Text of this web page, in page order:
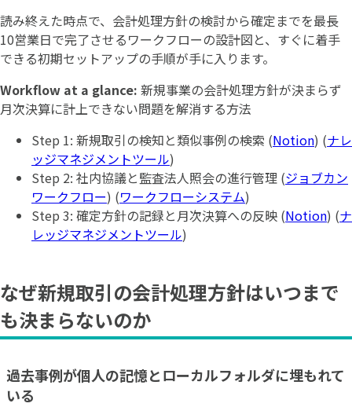
読み終えた時点で、会計処理方針の検討から確定までを最長
10営業日で完了させるワークフローの設計図と、すぐに着手
できる初期セットアップの手順が手に入ります。
Workflow at a glance: 新規事業の会計処理方針が決まらず
月次決算に計上できない問題を解消する方法
Step 1: 新規取引の検知と類似事例の検索 (Notion) (ナレ
ッジマネジメントツール)
Step 2: 社内協議と監査法人照会の進行管理 (ジョブカン
ワークフロー) (ワークフローシステム)
Step 3: 確定方針の記録と月次決算への反映 (Notion) (ナ
レッジマネジメントツール)
なぜ新規取引の会計処理方針はいつまで
も決まらないのか
過去事例が個人の記憶とローカルフォルダに埋もれて
いる